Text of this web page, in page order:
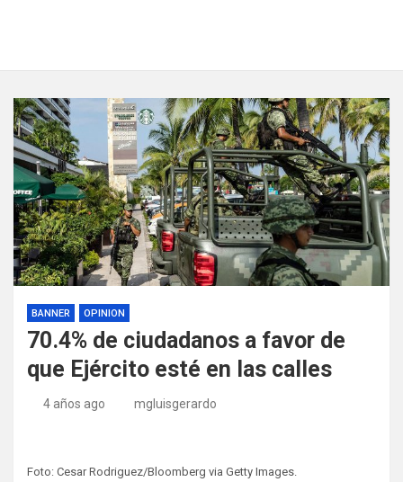
BANNER OPINION
70.4% de ciudadanos a favor de
que Ejército esté en las calles
4 años ago mgluisgerardo
Foto: Cesar Rodriguez/Bloomberg via Getty Images.